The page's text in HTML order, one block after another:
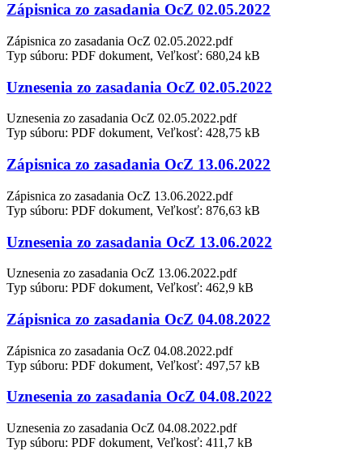
Zápisnica zo zasadania OcZ 02.05.2022
Zápisnica zo zasadania OcZ 02.05.2022.pdf
Typ súboru: PDF dokument, Veľkosť: 680,24 kB
Uznesenia zo zasadania OcZ 02.05.2022
Uznesenia zo zasadania OcZ 02.05.2022.pdf
Typ súboru: PDF dokument, Veľkosť: 428,75 kB
Zápisnica zo zasadania OcZ 13.06.2022
Zápisnica zo zasadania OcZ 13.06.2022.pdf
Typ súboru: PDF dokument, Veľkosť: 876,63 kB
Uznesenia zo zasadania OcZ 13.06.2022
Uznesenia zo zasadania OcZ 13.06.2022.pdf
Typ súboru: PDF dokument, Veľkosť: 462,9 kB
Zápisnica zo zasadania OcZ 04.08.2022
Zápisnica zo zasadania OcZ 04.08.2022.pdf
Typ súboru: PDF dokument, Veľkosť: 497,57 kB
Uznesenia zo zasadania OcZ 04.08.2022
Uznesenia zo zasadania OcZ 04.08.2022.pdf
Typ súboru: PDF dokument, Veľkosť: 411,7 kB